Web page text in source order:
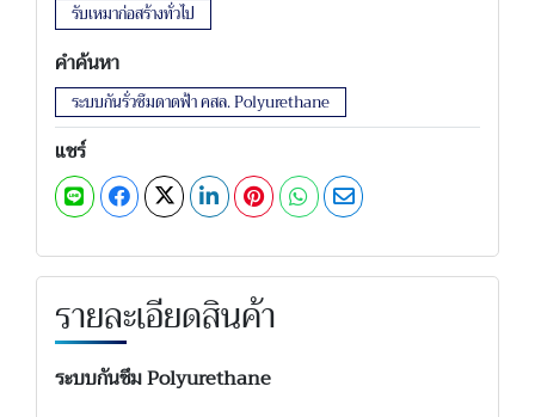
รับเหมาก่อสร้างทั่วไป
คำค้นหา
ระบบกันรั่วซึมดาดฟ้า คสล. Polyurethane
แชร์
รายละเอียดสินค้า
ระบบกันซึม Polyurethane​